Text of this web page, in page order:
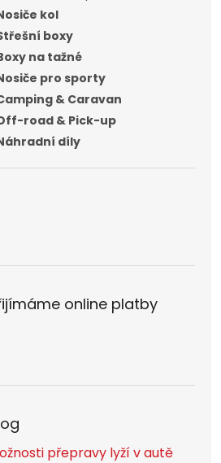
kol
boxy
na tažné
pro sporty
& Caravan
road & Pick-up
díly
online platby
přepravy lyží v autě